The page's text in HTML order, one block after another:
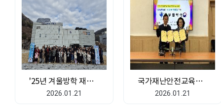
'25년 겨울방학 재난안전 가족체험
2026.01.21
국가재난안전교육원-동강대학교 재난안전 교육발전을 위한 업무협약 체결
2026.01.21